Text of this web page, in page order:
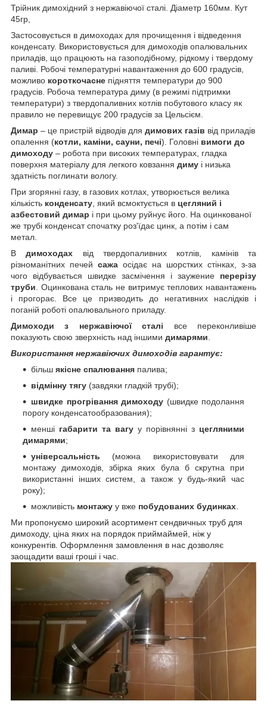
Трійник димохідний з нержавіючої сталі. Діаметр 160мм. Кут
45гр,
Застосовується в димоходах для прочищення і відведення
конденсату. Використовується для димоходів опалювальних
приладів, що працюють на газоподібному, рідкому і твердому
паливі. Робочі температурні навантаження до 600 градусів,
можливо короткочасне підняття температури до 900
градусів. Робоча температура диму (в режимі підтримки
температури) з твердопаливних котлів побутового класу як
правило не перевищує 200 градусів за Цельсієм.
Димар – це пристрій відводів для димових газів від приладів
опалення (котли, каміни, сауни, печі). Головні вимоги до
димоходу – робота при високих температурах, гладка
поверхня матеріалу для легкого ковзання диму і низька
здатність поглинати вологу.
При згорянні газу, в газових котлах, утворюється велика
кількість конденсату , який всмоктується в цегляний і
азбестовий димар і при цьому руйнує його. На оцинкованої
же трубі конденсат спочатку роз'їдає цинк, а потім і сам
метал.
Вдимоходах від твердопаливних котлів, камінів та
різноманітних печей сажа осідає на шорстких стінках, з-за
чого відбувається швидке засмічення і заужение перерізу
труби . Оцинкована сталь не витримує теплових навантажень
і прогорає. Все це призводить до негативних наслідків і
поганій роботі опалювального приладу.
Димоходи з нержавіючої сталі все переконливіше
показують свою зверхність над іншими димарями
Використання нержавіючих димоходів гарантує:
більш якісне спалювання палива;
відмінну тягу (завдяки гладкій трубі);
швидке прогрівання димоходу (швидке подолання
порогу конденсатообразования);
менші габарити та вагу у порівнянні з цегляними
димарями;
універсальність (можна використовувати для
монтажу димоходів, збірка яких була б скрутна при
використанні інших систем, а також у будь-який час
року);
можливість монтажу у вже побудованих будинках
Ми пропонуємо широкий асортимент сендвичных труб для
димоходу, ціна яких на порядок приймаймей, ніж у
конкурентів. Оформлення замовлення в нас дозволяє
заощадити ваші гроші і час.